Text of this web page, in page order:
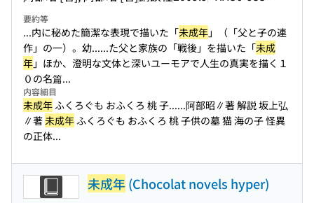
要約等
...内に秘めた簡潔な表現で描いた「未成年」（「父と子の連
作」の一）。幼......た父と家族の「戦後」を描いた「未成
年」ほか、澄明な文体と深いユーモアで人生の真実を描く１
０の名篇...
内容細目
未成年ふくろぐも おふくろ 桃 子......阿部昭∥著 解説 坂上弘
∥著未成年ふくろぐも おふくろ 桃 子供の墓 猫 海の子 怪異
の正体...
未成年(Chocolat novels hyper)